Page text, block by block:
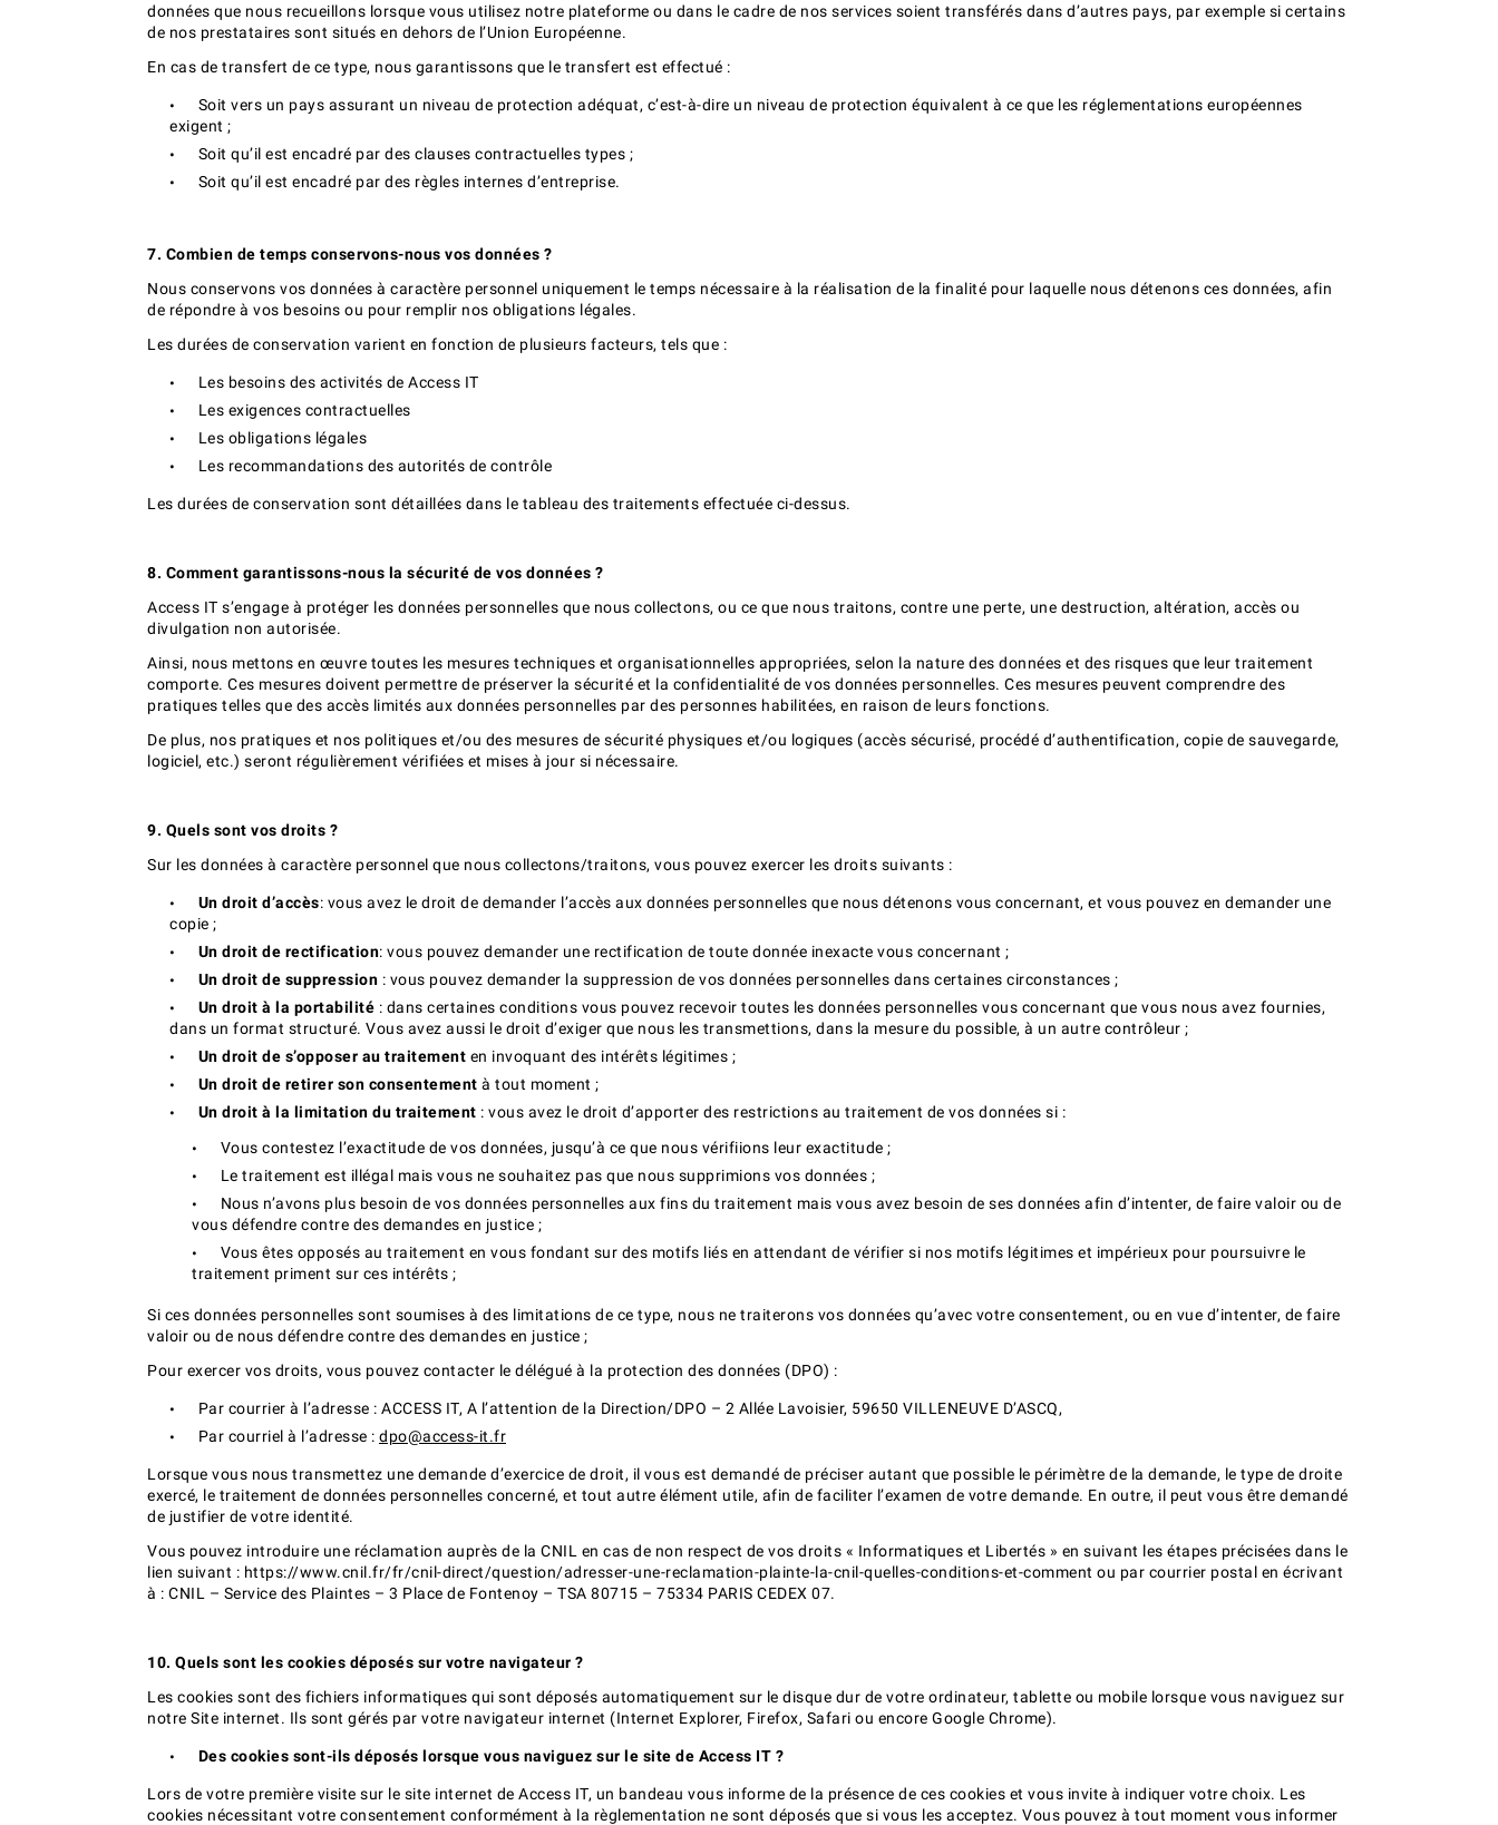
données que nous recueillons lorsque vous utilisez notre plateforme ou dans le cadre de nos services soient transférés dans d’autres pays, par exemple si certains
de nos prestataires sont situés en dehors de l’Union Européenne.
En cas de transfert de ce type, nous garantissons que le transfert est effectué :
Soit vers un pays assurant un niveau de protection adéquat, c’est-à-dire un niveau de protection équivalent à ce que les réglementations européennes
exigent ;
Soit qu’il est encadré par des clauses contractuelles types ;
Soit qu’il est encadré par des règles internes d’entreprise.
7. Combien de temps conservons-nous vos données ?
Nous conservons vos données à caractère personnel uniquement le temps nécessaire à la réalisation de la finalité pour laquelle nous détenons ces données, afin
de répondre à vos besoins ou pour remplir nos obligations légales.
Les durées de conservation varient en fonction de plusieurs facteurs, tels que :
Les besoins des activités de Access IT
Les exigences contractuelles
Les obligations légales
Les recommandations des autorités de contrôle
Les durées de conservation sont détaillées dans le tableau des traitements effectuée ci-dessus.
8. Comment garantissons-nous la sécurité de vos données ?
Access IT s’engage à protéger les données personnelles que nous collectons, ou ce que nous traitons, contre une perte, une destruction, altération, accès ou
divulgation non autorisée.
Ainsi, nous mettons en œuvre toutes les mesures techniques et organisationnelles appropriées, selon la nature des données et des risques que leur traitement
comporte. Ces mesures doivent permettre de préserver la sécurité et la confidentialité de vos données personnelles. Ces mesures peuvent comprendre des
pratiques telles que des accès limités aux données personnelles par des personnes habilitées, en raison de leurs fonctions.
De plus, nos pratiques et nos politiques et/ou des mesures de sécurité physiques et/ou logiques (accès sécurisé, procédé d’authentification, copie de sauvegarde,
logiciel, etc.) seront régulièrement vérifiées et mises à jour si nécessaire.
9. Quels sont vos droits ?
Sur les données à caractère personnel que nous collectons/traitons, vous pouvez exercer les droits suivants :
Un droit d’accès: vous avez le droit de demander l’accès aux données personnelles que nous détenons vous concernant, et vous pouvez en demander une
copie ;
Un droit de rectification: vous pouvez demander une rectification de toute donnée inexacte vous concernant ;
Un droit de suppression : vous pouvez demander la suppression de vos données personnelles dans certaines circonstances ;
Un droit à la portabilité : dans certaines conditions vous pouvez recevoir toutes les données personnelles vous concernant que vous nous avez fournies,
dans un format structuré. Vous avez aussi le droit d’exiger que nous les transmettions, dans la mesure du possible, à un autre contrôleur ;
Un droit de s’opposer au traitement en invoquant des intérêts légitimes ;
Un droit de retirer son consentement à tout moment ;
Un droit à la limitation du traitement : vous avez le droit d’apporter des restrictions au traitement de vos données si :
Vous contestez l’exactitude de vos données, jusqu’à ce que nous vérifiions leur exactitude ;
Le traitement est illégal mais vous ne souhaitez pas que nous supprimions vos données ;
Nous n’avons plus besoin de vos données personnelles aux fins du traitement mais vous avez besoin de ses données afin d’intenter, de faire valoir ou de
vous défendre contre des demandes en justice ;
Vous êtes opposés au traitement en vous fondant sur des motifs liés en attendant de vérifier si nos motifs légitimes et impérieux pour poursuivre le
traitement priment sur ces intérêts ;
Si ces données personnelles sont soumises à des limitations de ce type, nous ne traiterons vos données qu’avec votre consentement, ou en vue d’intenter, de faire
valoir ou de nous défendre contre des demandes en justice ;
Pour exercer vos droits, vous pouvez contacter le délégué à la protection des données (DPO) :
Par courrier à l’adresse : ACCESS IT, A l’attention de la Direction/DPO – 2 Allée Lavoisier, 59650 VILLENEUVE D’ASCQ,
Par courriel à l’adresse : dpo@access-it.fr
Lorsque vous nous transmettez une demande d’exercice de droit, il vous est demandé de préciser autant que possible le périmètre de la demande, le type de droite
exercé, le traitement de données personnelles concerné, et tout autre élément utile, afin de faciliter l’examen de votre demande. En outre, il peut vous être demandé
de justifier de votre identité.
Vous pouvez introduire une réclamation auprès de la CNIL en cas de non respect de vos droits « Informatiques et Libertés » en suivant les étapes précisées dans le
lien suivant : https://www.cnil.fr/fr/cnil-direct/question/adresser-une-reclamation-plainte-la-cnil-quelles-conditions-et-comment ou par courrier postal en écrivant
à : CNIL – Service des Plaintes – 3 Place de Fontenoy – TSA 80715 – 75334 PARIS CEDEX 07.
10. Quels sont les cookies déposés sur votre navigateur ?
Les cookies sont des fichiers informatiques qui sont déposés automatiquement sur le disque dur de votre ordinateur, tablette ou mobile lorsque vous naviguez sur
notre Site internet. Ils sont gérés par votre navigateur internet (Internet Explorer, Firefox, Safari ou encore Google Chrome).
Des cookies sont-ils déposés lorsque vous naviguez sur le site de Access IT ?
Lors de votre première visite sur le site internet de Access IT, un bandeau vous informe de la présence de ces cookies et vous invite à indiquer votre choix. Les
cookies nécessitant votre consentement conformément à la règlementation ne sont déposés que si vous les acceptez. Vous pouvez à tout moment vous informer